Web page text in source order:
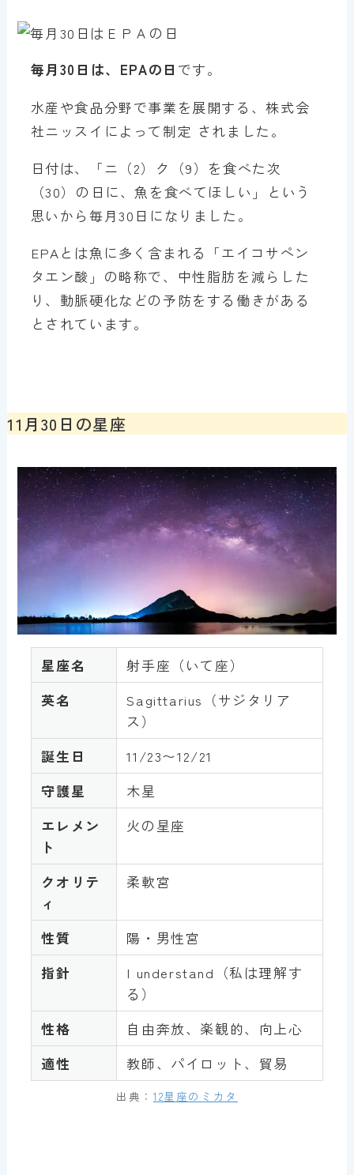
毎月30日は、EPAの日 です。
水産や食品分野で事業を展開する、株式会
社ニッスイによって制定 されました。
日付は、「ニ（2）ク（9）を食べた次
（30）の日に、魚を食べてほしい」という
思いから毎月30日になりました。
EPAとは魚に多く含まれる「エイコサペン
タエン酸」の略称で、中性脂肪を減らした
り、動脈硬化などの予防をする働きがある
とされています。
11月30日の星座
星座名
射手座（いて座）
英名
Sagittarius（サジタリア
ス）
誕生日
11/23〜12/21
守護星
木星
エレメン
ト
火の星座
クオリテ
ィ
柔軟宮
性質
陽・男性宮
指針
I understand（私は理解す
る）
性格
自由奔放、楽観的、向上心
適性
教師、パイロット、貿易
出典： 12星座のミカタ